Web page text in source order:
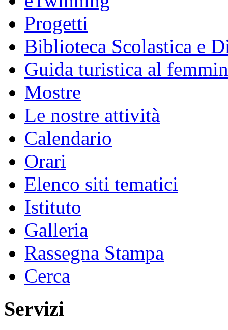
Progetti
Biblioteca Scolastica e
Guida turistica al
Mostre
Le nostre attività
Calendario
Orari
Elenco siti tematici
Istituto
Galleria
Rassegna Stampa
Cerca
Servizi